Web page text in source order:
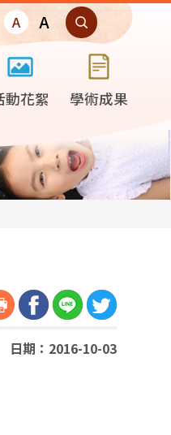
A A
動花絮 學術成果
日期：2016-10-03